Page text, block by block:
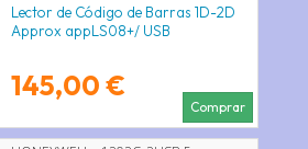
Lector de Código de Barras 1D-2D
Approx appLS08+/ USB
145,00 €
Comprar